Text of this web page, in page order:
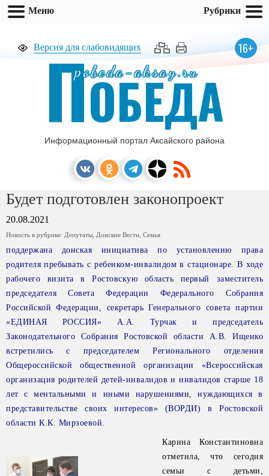
Версия для слабовидящих 16+
pobeda-aksay.ru
ПОБЕДА
Информационный портал Аксайского района
Будет подготовлен законопроект
20.08.2021
Новость в рубрике: Депутаты Донские Вести Семья
поддержана донская инициатива по установлению права
родителя пребывать с ребенком-инвалидом в стационаре. В ходе
рабочего визита в Ростовскую область первый заместитель
председателя Совета Федерации Федерального Собрания
Российской Федерации, секретарь Генерального совета партии
«ЕДИНАЯ РОССИЯ» А.А. Турчак и председатель
Законодательного Собрания Ростовской области А.В. Ищенко
встретились с председателем Регионального отделения
Общероссийской общественной организации «Всероссийская
организация родителей детей-инвалидов и инвалидов старше 18
лет с ментальными и иными нарушениями, нуждающихся в
представительстве своих интересов» (ВОРДИ) в Ростовской
области К.К. Мирзоевой.
Карина Константиновна
отметила, что сегодня
семьи с детьми,
Меню Рубрики